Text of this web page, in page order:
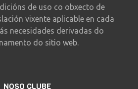
de uso co obxecto de
vixente aplicable en cada
necesidades derivadas do
do sitio web.
NOSO CLUBE